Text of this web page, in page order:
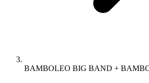
BAMBOLEO BIG BAND +